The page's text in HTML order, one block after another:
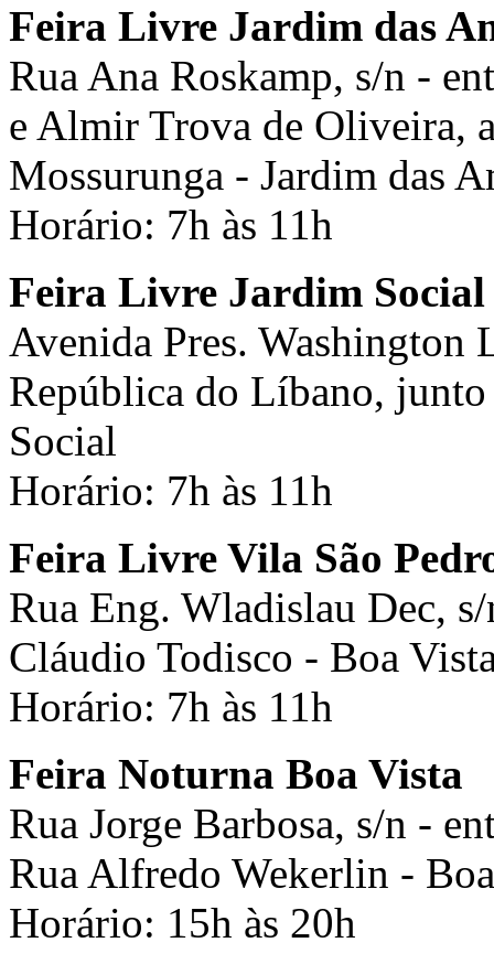
Feira Livre Jardim das
Rua Ana Roskamp, s/n -
e Almir Trova de Oliveira,
Mossurunga - Jardim das
Horário: 7h às 11h
Feira Livre Jardim Social
Avenida Pres. Washington
República do Líbano,
Social
Horário: 7h às 11h
Feira Livre Vila São
Rua Eng. Wladislau Dec,
Cláudio Todisco - Boa
Horário: 7h às 11h
Feira Noturna Boa Vista
Rua Jorge Barbosa, s/n -
Rua Alfredo Wekerlin -
Horário: 15h às 20h